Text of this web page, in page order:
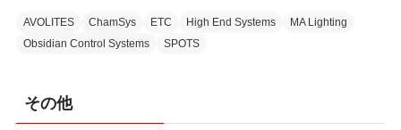
AVOLITES ChamSys ETC High End Systems
MA Lighting
Obsidian Control Systems
SPOTS
その他